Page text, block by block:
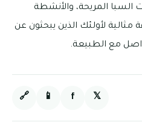
السبا المريحة، والأنشطة
مثالية لأولئك الذين يبحثون عن
مع الطبيعة.
𝕏
f
📱
🔗